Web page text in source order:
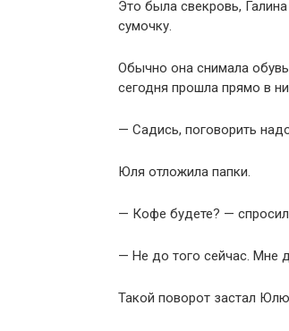
Это была свекровь,
сумочку.
Обычно она снимала обувь
сегодня прошла прямо в
— Садись, поговорить
Юля отложила папки.
— Кофе будете? —
— Не до того сейчас. Мне
Такой поворот застал